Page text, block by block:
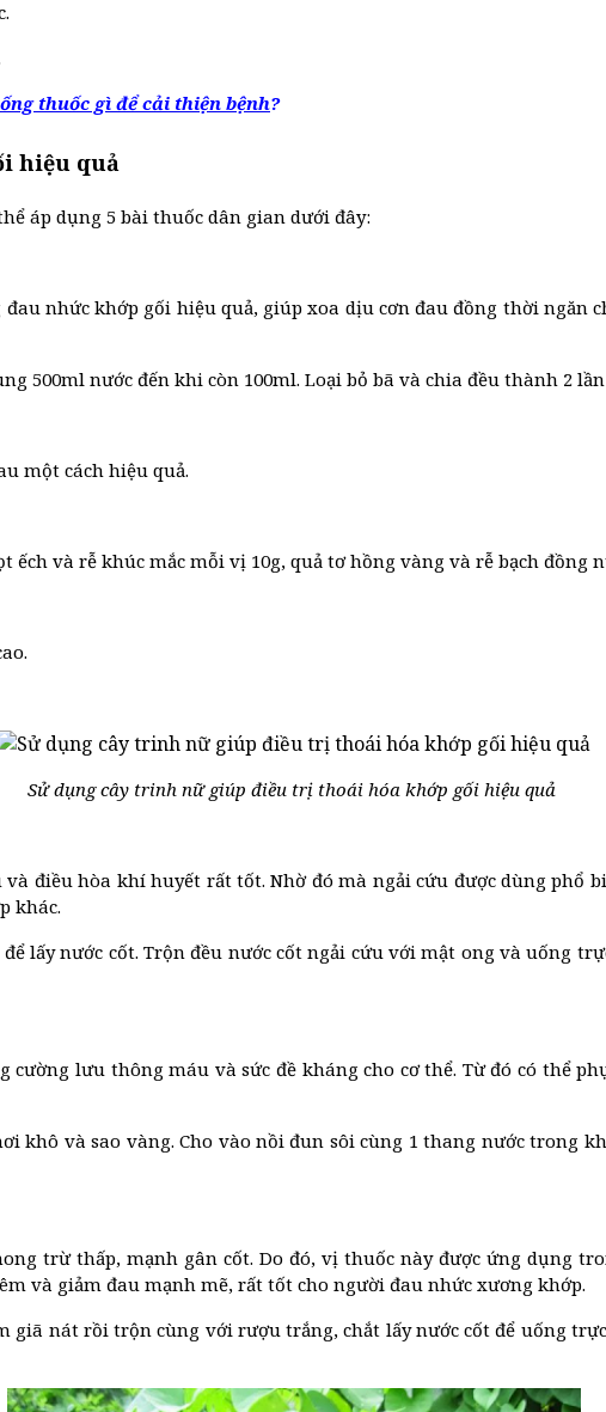
thuốc gì để cải thiện bệnh?
hiệu quả
áp dụng 5 bài thuốc dân gian dưới đây:
nhức khớp gối hiệu quả, giúp xoa dịu cơn đau đồng thời ngăn
500ml nước đến khi còn 100ml. Loại bỏ bã và chia đều thành 2
một cách hiệu quả.
ếch và rễ khúc mắc mỗi vị 10g, quả tơ hồng vàng và rễ bạch đồng
Sử dụng cây trinh nữ giúp điều trị thoái hóa khớp gối hiệu quả
điều hòa khí huyết rất tốt. Nhờ đó mà ngải cứu được dùng phổ
khác.
lấy nước cốt. Trộn đều nước cốt ngải cứu với mật ong và uống
cường lưu thông máu và sức đề kháng cho cơ thể. Từ đó có thể
khô và sao vàng. Cho vào nồi đun sôi cùng 1 thang nước trong
trừ thấp, mạnh gân cốt. Do đó, vị thuốc này được ứng dụng
và giảm đau mạnh mẽ, rất tốt cho người đau nhức xương khớp.
giã nát rồi trộn cùng với rượu trắng, chắt lấy nước cốt để uống